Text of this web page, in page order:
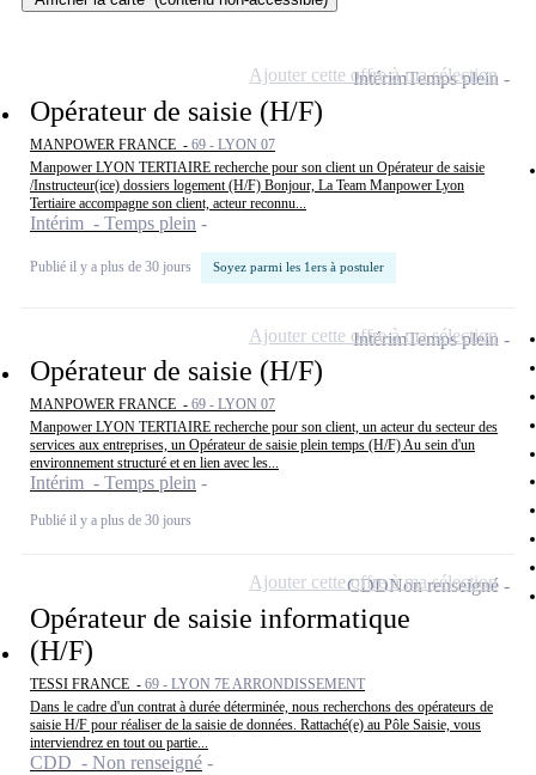
Opérateur de saisie (H/F)
MANPOWER FRANCE - 69 - LYON 07
Manpower LYON TERTIAIRE recherche pour son client un Opérateur de saisie
/Instructeur(ice) dossiers logement (H/F) Bonjour, La Team Manpower Lyon
Tertiaire accompagne son client, acteur reconnu...
Intérim - Temps plein
Publié il y a plus de 30 jours Soyez parmi les 1ers à postuler
IntérimTemps plein
Ajouter cette offre à ma sélection
Opérateur de saisie (H/F)
MANPOWER FRANCE - 69 - LYON 07
Manpower LYON TERTIAIRE recherche pour son client, un acteur du secteur des
services aux entreprises, un Opérateur de saisie plein temps (H/F) Au sein d'un
environnement structuré et en lien avec les...
Intérim - Temps plein
Publié il y a plus de 30 jours
IntérimTemps plein
Ajouter cette offre à ma sélection
Opérateur de saisie informatique
(H/F)
TESSI FRANCE - 69 - LYON 7E ARRONDISSEMENT
Dans le cadre d'un contrat à durée déterminée, nous recherchons des opérateurs de
saisie H/F pour réaliser de la saisie de données. Rattaché(e) au Pôle Saisie, vous
interviendrez en tout ou partie...
CDD - Non renseigné
CDDNon renseigné
Ajouter cette offre à ma sélection